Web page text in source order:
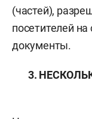
(частей),
посетителей
документы.
3.